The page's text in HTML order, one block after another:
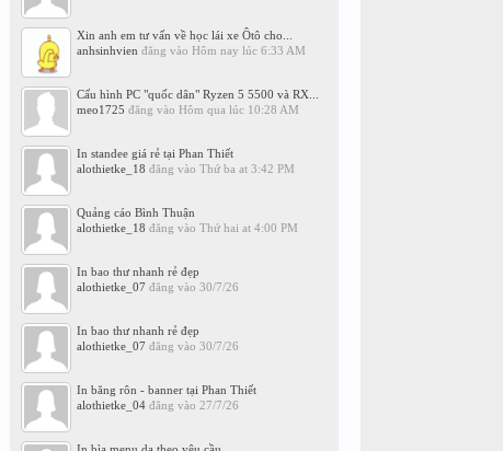
Xin anh em tư vấn về học lái xe Ôtô cho...
anhsinhvien đăng vào Hôm nay lúc 6:33 AM
Cấu hình PC "quốc dân" Ryzen 5 5500 và RX...
meo1725 đăng vào Hôm qua lúc 10:28 AM
In standee giá rẻ tại Phan Thiết
alothietke_18 đăng vào Thứ ba at 3:42 PM
Quảng cáo Bình Thuận
alothietke_18 đăng vào Thứ hai at 4:00 PM
In bao thư nhanh rẻ đẹp
alothietke_07 đăng vào 30/7/26
In bao thư nhanh rẻ đẹp
alothietke_07 đăng vào 30/7/26
In băng rôn - banner tại Phan Thiết
alothietke_04đăng vào 27/7/26